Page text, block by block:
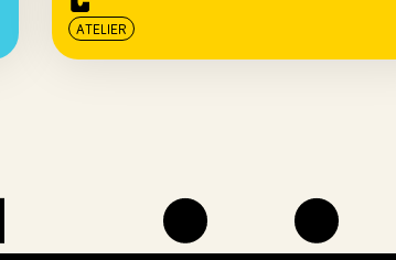
ATELIER